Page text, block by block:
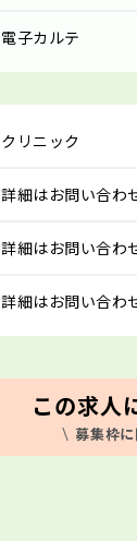
電子カルテ
クリニック
詳細はお問い合わ
詳細はお問い合わ
詳細はお問い合わ
この求人
募集枠